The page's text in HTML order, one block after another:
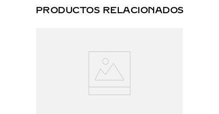
PRODUCTOS RELACIONADOS